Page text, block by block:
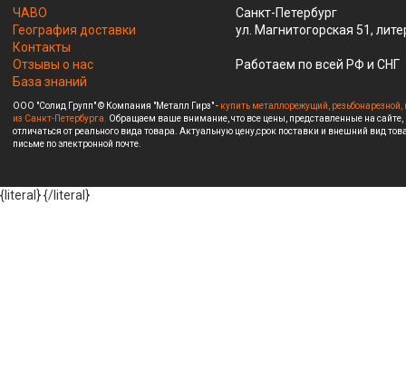
ЧАВО
География доставки
Контакты
Отзывы о нас
База знаний
Санкт-Петербург
ул. Магнитогорская 51,
Работаем по всей РФ и СНГ
ООО "Солид Групп" © Компания "Металл Гирз" - купить металлорежущий,
из Санкт-Петербурга. Обращаем ваше внимание, что все цены, представленные на
отличаться от реального вида товара. Актуальную цену,срок поставки и внешний вид
письме по электронной почте.
{literal}{/literal}